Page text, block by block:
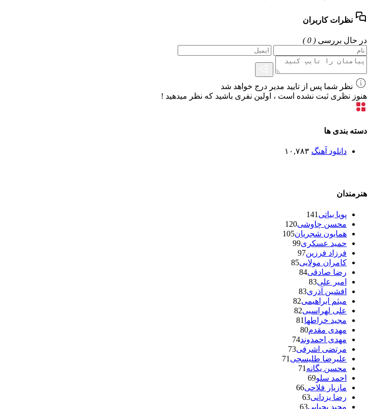
نظرات کاربران
در حال بررسی ( 0 )
نظر شما پس از تایید مدیر درج خواهد شد
هنوز نظری ثبت نشده است ، اولین نفری باشید که نظر میدهید !
دسته بندی ها
دانلود آهنگ ۱۰,۷۸۳
هنرمندان
پویا بیاتی 141
محسن چاوشی120
همایون شجریان105
حمید عسکری99
فرزاد فرزین97
کامران مولایی85
رضا صادقی84
امیر علی83
افشین آذری83
میثم ابراهیمی82
علی لهراسبی82
مجید خراطها 81
مهدی مقدم80
مهدی احمدوند74
مرتضی اشرفی73
علیرضا طلیسچی 71
محسن یگانه 71
احمد سلو69
مازیار فلاحی66
رضا یزدانی63
مجید یحیایی63